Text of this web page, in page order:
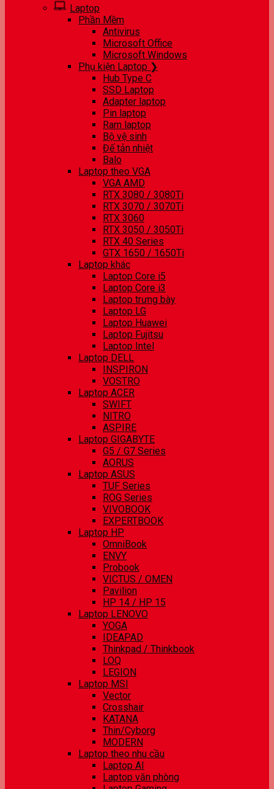
Laptop
Phần Mềm
Antivirus
Microsoft Office
Microsoft Windows
Phụ kiện Laptop ❯
Hub Type C
SSD Laptop
Adapter laptop
Pin laptop
Ram laptop
Bộ vệ sinh
Đế tản nhiệt
Balo
Laptop theo VGA
VGA AMD
RTX 3080 / 3080Ti
RTX 3070 / 3070Ti
RTX 3060
RTX 3050 / 3050Ti
RTX 40 Series
GTX 1650 / 1650Ti
Laptop khác
Laptop Core i5
Laptop Core i3
Laptop trưng bày
Laptop LG
Laptop Huawei
Laptop Fujitsu
Laptop Intel
Laptop DELL
INSPIRON
VOSTRO
Laptop ACER
SWIFT
NITRO
ASPIRE
Laptop GIGABYTE
G5 / G7 Series
AORUS
Laptop ASUS
TUF Series
ROG Series
VIVOBOOK
EXPERTBOOK
Laptop HP
OmniBook
ENVY
Probook
VICTUS / OMEN
Pavilion
HP 14 / HP 15
Laptop LENOVO
YOGA
IDEAPAD
Thinkpad / Thinkbook
LOQ
LEGION
Laptop MSI
Vector
Crosshair
KATANA
Thin/Cyborg
MODERN
Laptop theo nhu cầu
Laptop AI
Laptop văn phòng